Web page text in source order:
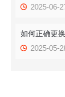
2025-06-
如何正确更
2025-05-